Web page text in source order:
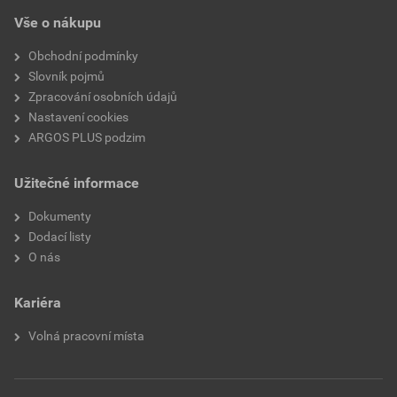
Vše o nákupu
Obchodní podmínky
Slovník pojmů
Zpracování osobních údajů
Nastavení cookies
ARGOS PLUS podzim
Užitečné informace
Dokumenty
Dodací listy
O nás
Kariéra
Volná pracovní místa